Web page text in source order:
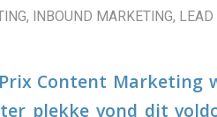
, INBOUND MARKETING, LEAD
Content Marketing
plekke vond dit